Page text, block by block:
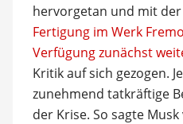
hervorgetan und mit
Fertigung im Werk
Verfügung zunächst
Kritik auf sich gezogen.
zunehmend tatkräftige
der Krise. So sagte